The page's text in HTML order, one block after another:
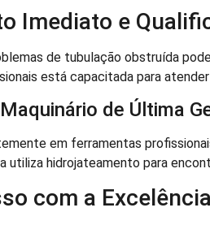
Imediato e
de tubulação obstruída
está capacitada para
de Última
em ferramentas
utiliza hidrojateamento para
com a Excelência